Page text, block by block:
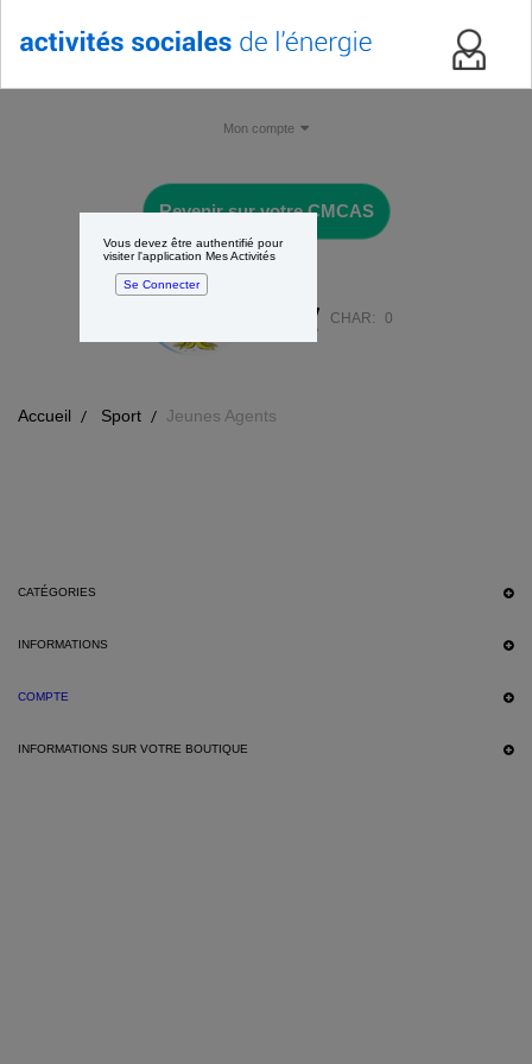
Vous devez être authentifié pour
visiter l'application Mes Activités
Se Connecter
Mon compte
Revenir sur votre CMCAS
CHAR: 0
Accueil Sport Jeunes Agents
CATÉGORIES
INFORMATIONS
COMPTE
INFORMATIONS SUR VOTRE BOUTIQUE